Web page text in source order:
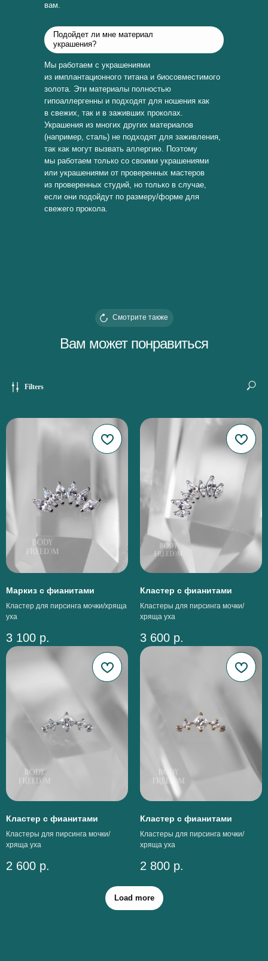
вам.
Подойдет ли мне материал
украшения?
Мы работаем с украшениями
из имплантационного титана и биосовместимого
золота. Эти материалы полностью
гипоаллергенны и подходят для ношения как
в свежих, так и в заживших проколах.
Украшения из многих других материалов
(например, сталь) не подходят для заживления,
так как могут вызвать аллергию. Поэтому
мы работаем только со своими украшениями
или украшениями от проверенных мастеров
из проверенных студий, но только в случае,
если они подойдут по размеру/форме для
свежего прокола.
Вам может понравиться
Смотрите также
Filters
Маркиз с фианитами
Кластер для пирсинга мочки/хряща
уха
3 100 р.
Кластер с фианитами
Кластеры для пирсинга мочки/
хряща уха
3 600 р.
Кластер с фианитами
Кластеры для пирсинга мочки/
хряща уха
2 600 р.
Кластер с фианитами
Кластеры для пирсинга мочки/
хряща уха
2 800 р.
Load more